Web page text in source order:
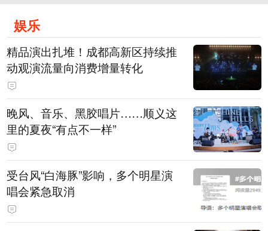
娱乐
精品演出扎堆！成都高新区持续推
动观演流量向消费增量转化
晚风、音乐、黑胶唱片……顺义这
里的夏夜“有点不一样”
受台风“白海豚”影响，多个明星演
唱会紧急取消